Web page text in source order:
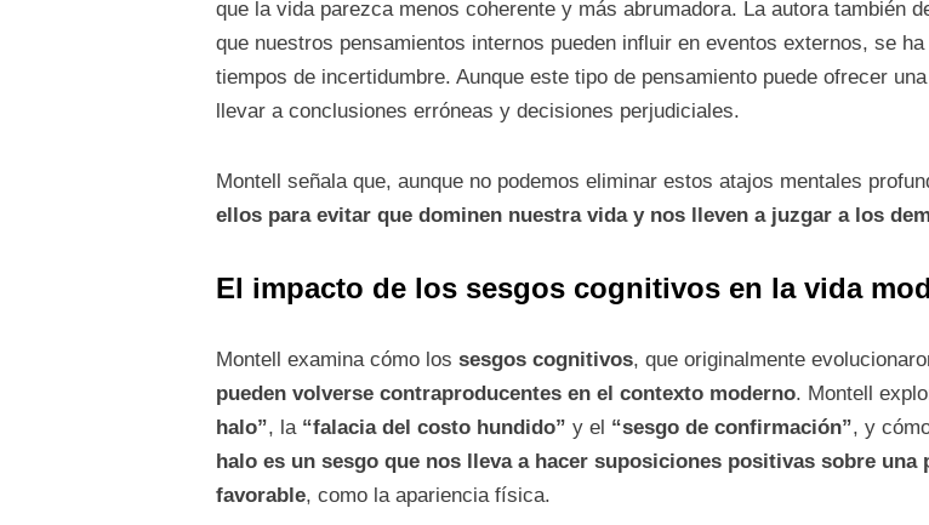
que la vida parezca menos coherente y más abrumadora. La autora también
que nuestros pensamientos internos pueden influir en eventos externos, se
tiempos de incertidumbre. Aunque este tipo de pensamiento puede ofrecer
llevar a conclusiones erróneas y decisiones perjudiciales.
Montell señala que, aunque no podemos eliminar estos atajos mentales
ellos para evitar que dominen nuestra vida y nos lleven a juzgar a los
El impacto de los sesgos cognitivos en la vida
Montell examina cómo los sesgos cognitivos, que originalmente
pueden volverse contraproducentes en el contexto moderno. Montell
halo”, la “falacia del costo hundido” y el “sesgo de confirmación”, y
halo es un sesgo que nos lleva a hacer suposiciones positivas sobre
favorable, como la apariencia física.